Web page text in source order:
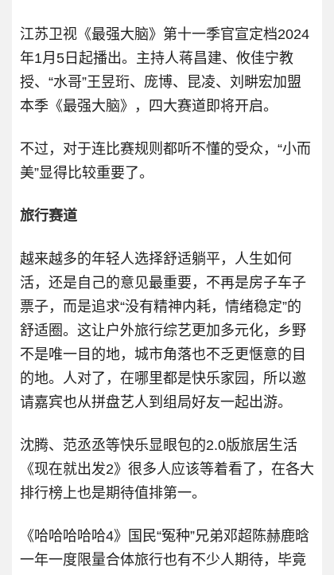
江苏卫视《最强大脑》第十一季官宣定档2024
年1月5日起播出。主持人蒋昌建、攸佳宁教
授、“水哥”王昱珩、庞博、昆凌、刘畊宏加盟
本季《最强大脑》，四大赛道即将开启。
不过，对于连比赛规则都听不懂的受众，“小而
美”显得比较重要了。
旅行赛道
越来越多的年轻人选择舒适躺平，人生如何
活，还是自己的意见最重要，不再是房子车子
票子，而是追求“没有精神内耗，情绪稳定”的
舒适圈。这让户外旅行综艺更加多元化，乡野
不是唯一目的地，城市角落也不乏更惬意的目
的地。人对了，在哪里都是快乐家园，所以邀
请嘉宾也从拼盘艺人到组局好友一起出游。
沈腾、范丞丞等快乐显眼包的2.0版旅居生活
《现在就出发2》很多人应该等着看了，在各大
排行榜上也是期待值排第一。
《哈哈哈哈哈4》国民“冤种”兄弟邓超陈赫鹿晗
一年一度限量合体旅行也有不少人期待，毕竟